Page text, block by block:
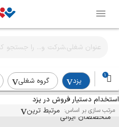
1
یزد گروه شغلی
استخدام دستیار فروش در یزد
مرتب سازی بر اساس: مرتبط ترین
آگهی‌های استخدام و همکاری برای
متخصصان ایرانی